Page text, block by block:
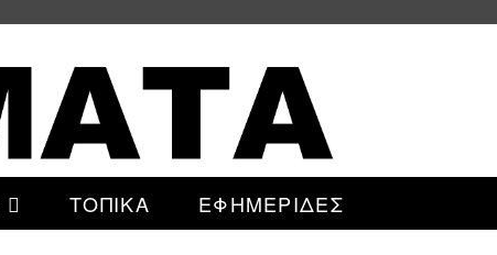
ΤΟΠΙΚΑ ΕΦΗΜΕΡΙΔΕΣ